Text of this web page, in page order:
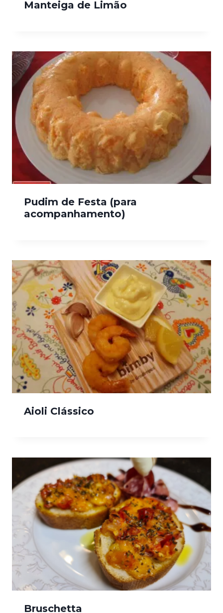
Manteiga de Limão
Pudim de Festa (para
acompanhamento)
Aioli Clássico
Bruschetta